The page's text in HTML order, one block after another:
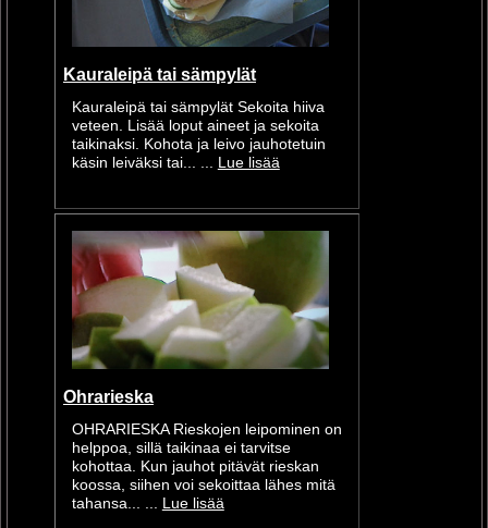
Kauraleipä tai sämpylät
Kauraleipä tai sämpylät Sekoita hiiva
veteen. Lisää loput aineet ja sekoita
taikinaksi. Kohota ja leivo jauhotetuin
käsin leiväksi tai... ... Lue lisää
Ohrarieska
OHRARIESKA Rieskojen leipominen on
helppoa, sillä taikinaa ei tarvitse
kohottaa. Kun jauhot pitävät rieskan
koossa, siihen voi sekoittaa lähes mitä
tahansa... ... Lue lisää